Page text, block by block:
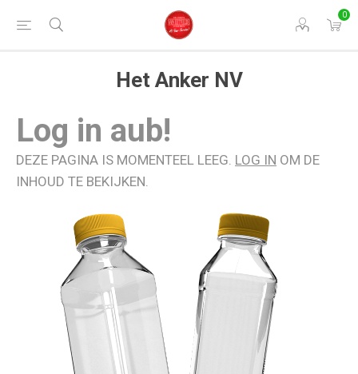
0
Het Anker NV
Log in aub!
DEZE PAGINA IS MOMENTEEL LEEG. LOG IN OM DE
INHOUD TE BEKIJKEN.